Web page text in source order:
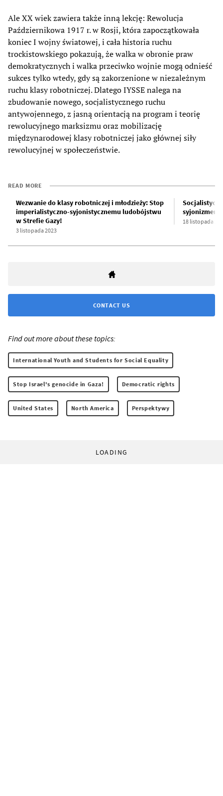
Ale XX wiek zawiera także inną lekcję: Rewolucja
Październikowa 1917 r. w Rosji, która zapoczątkowała
koniec I wojny światowej, i cała historia ruchu
trockistowskiego pokazują, że walka w obronie praw
demokratycznych i walka przeciwko wojnie mogą odnieść
sukces tylko wtedy, gdy są zakorzenione w niezależnym
ruchu klasy robotniczej. Dlatego IYSSE nalega na
zbudowanie nowego, socjalistycznego ruchu
antywojennego, z jasną orientacją na program i teorię
rewolucyjnego marksizmu oraz mobilizację
międzynarodowej klasy robotniczej jako głównej siły
rewolucyjnej w społeczeństwie.
READ MORE
Wezwanie do klasy robotniczej i młodzieży: Stop
imperialistyczno-syjonistycznemu ludobójstwu
w Strefie Gazy!
3 listopada 2023
syjonizmem
18 listopada
CONTACT US
Find out more about these topics:
International Youth and Students for Social Equality
Stop Israel's genocide in Gaza! Democratic rights
United States North America Perspektywy
LOADING